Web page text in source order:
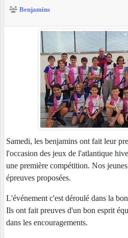
Benjamins
Samedi, les benjamins ont fait leur
l'occasion des jeux de l'atlantique
une première compétition. Nos
épreuves proposées.
L'événement c'est déroulé dans la
Ils ont fait preuves d'un bon esprit
dans les encouragements.